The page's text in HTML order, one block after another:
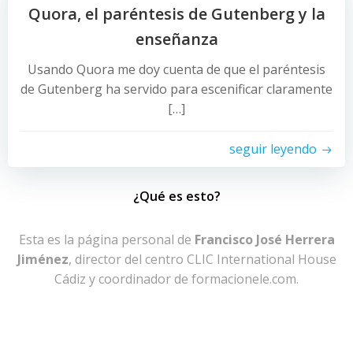
Quora, el paréntesis de Gutenberg y la
enseñanza
Usando Quora me doy cuenta de que el paréntesis
de Gutenberg ha servido para escenificar claramente
[…]
seguir leyendo
¿Qué es esto?
Esta es la página personal de Francisco José Herrera
Jiménez, director del centro CLIC International House
Cádiz y coordinador de formacionele.com.